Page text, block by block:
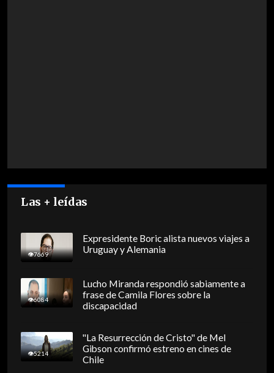
Las + leídas
7669
Expresidente Boric alista nuevos viajes a
Uruguay y Alemania
6084
Lucho Miranda respondió sabiamente a
frase de Camila Flores sobre la
discapacidad
5214
"La Resurrección de Cristo" de Mel
Gibson confirmó estreno en cines de
Chile